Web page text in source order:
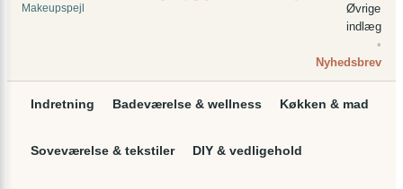
Makeupspejl
Øvrige
indlæg
•
Nyhedsbrev
Indretning Badeværelse & wellness Køkken & mad
Soveværelse & tekstiler DIY & vedligehold